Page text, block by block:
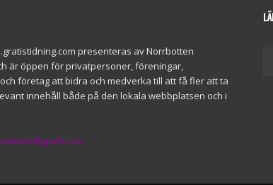
presenteras av Norrbotten
är öppen för privatpersoner, föreningar,
företag att bidra och medverka till att få fler att ta
innehåll både på den lokala webbplatsen och i